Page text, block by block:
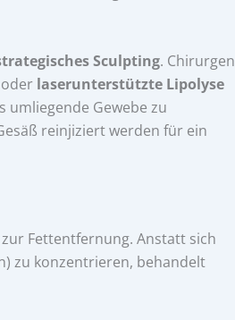
Sculpting. Chirurgen
oder laserunterstützte Lipolyse
umliegende Gewebe zu
reinjiziert werden für ein
Fettentfernung. Anstatt sich
zu konzentrieren, behandelt